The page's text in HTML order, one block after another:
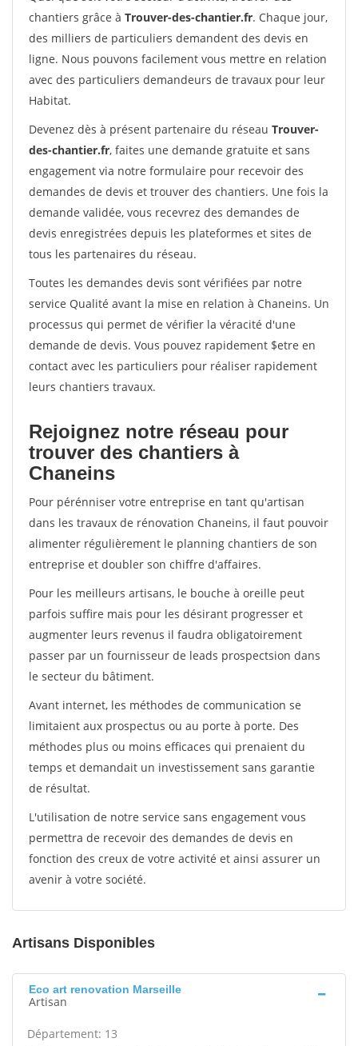
chantiers grâce à Trouver-des-chantier.fr. Chaque jour,
des milliers de particuliers demandent des devis en
ligne. Nous pouvons facilement vous mettre en relation
avec des particuliers demandeurs de travaux pour leur
Habitat.
Devenez dès à présent partenaire du réseau Trouver-
des-chantier.fr, faites une demande gratuite et sans
engagement via notre formulaire pour recevoir des
demandes de devis et trouver des chantiers. Une fois la
demande validée, vous recevrez des demandes de
devis enregistrées depuis les plateformes et sites de
tous les partenaires du réseau.
Toutes les demandes devis sont vérifiées par notre
service Qualité avant la mise en relation à Chaneins. Un
processus qui permet de vérifier la véracité d'une
demande de devis. Vous pouvez rapidement $etre en
contact avec les particuliers pour réaliser rapidement
leurs chantiers travaux.
Rejoignez notre réseau pour
trouver des chantiers à
Chaneins
Pour pérénniser votre entreprise en tant qu'artisan
dans les travaux de rénovation Chaneins, il faut pouvoir
alimenter régulièrement le planning chantiers de son
entreprise et doubler son chiffre d'affaires.
Pour les meilleurs artisans, le bouche à oreille peut
parfois suffire mais pour les désirant progresser et
augmenter leurs revenus il faudra obligatoirement
passer par un fournisseur de leads prospectsion dans
le secteur du bâtiment.
Avant internet, les méthodes de communication se
limitaient aux prospectus ou au porte à porte. Des
méthodes plus ou moins efficaces qui prenaient du
temps et demandait un investissement sans garantie
de résultat.
L'utilisation de notre service sans engagement vous
permettra de recevoir des demandes de devis en
fonction des creux de votre activité et ainsi assurer un
avenir à votre société.
Artisans Disponibles
Eco art renovation Marseille
Artisan
Département: 13